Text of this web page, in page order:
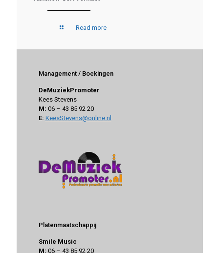
Read more
Management / Boekingen
DeMuziekPromoter
Kees Stevens
M: 06 – 43 85 92 20
E: KeesStevens@online.nl
Platenmaatschappij
Smile Music
M: 06 – 43 85 92 20